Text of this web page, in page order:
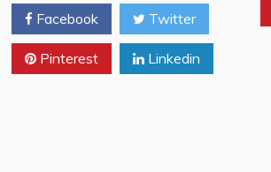
Facebook Twitter
Pinterest Linkedin